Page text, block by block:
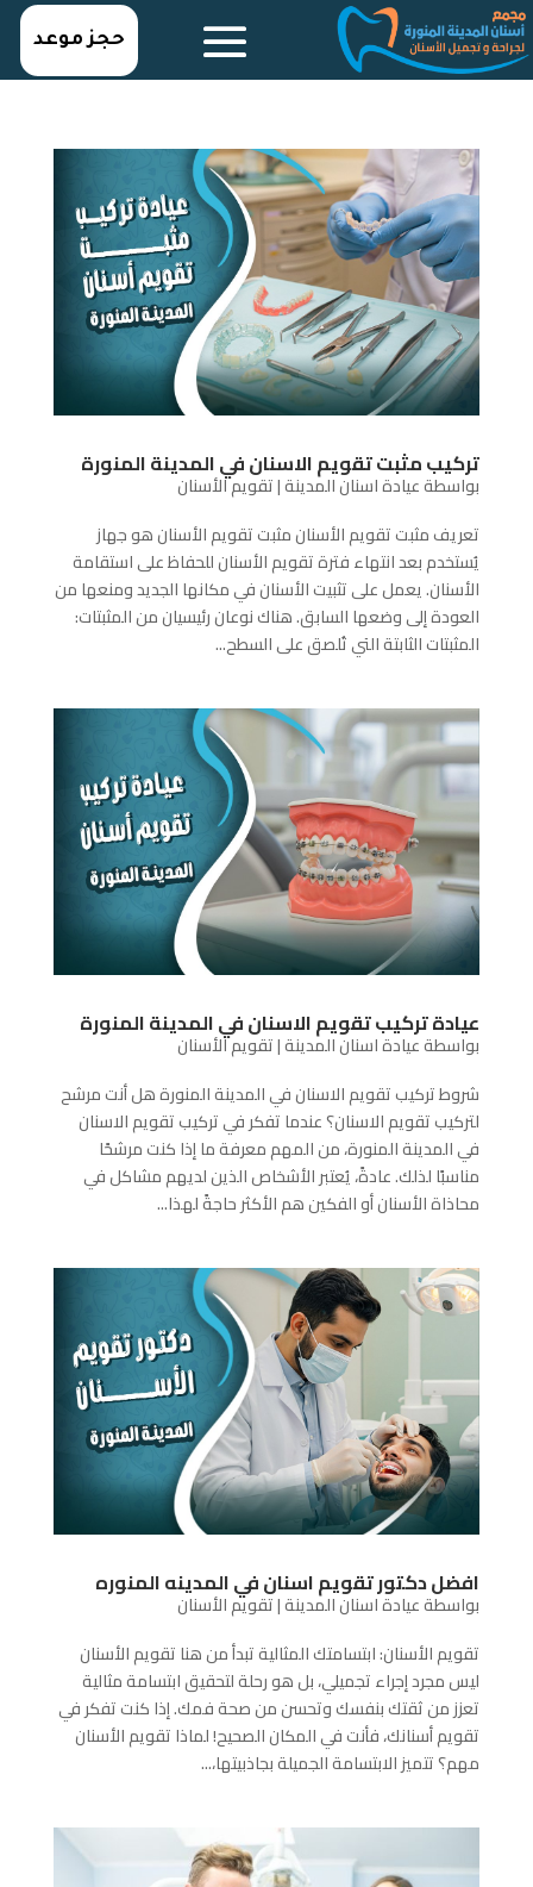
حجز موعد
تركيب مثبت تقويم الاسنان في المدينة المنورة
بواسطةعيادة اسنان المدينة|تقويم الأسنان
تعريف مثبت تقويم الأسنان مثبت تقويم الأسنان هو جهاز
يُستخدم بعد انتهاء فترة تقويم الأسنان للحفاظ على استقامة
الأسنان. يعمل على تثبيت الأسنان في مكانها الجديد ومنعها من
العودة إلى وضعها السابق. هناك نوعان رئيسيان من المثبتات:
المثبتات الثابتة التي تُلصق على السطح...
عيادة تركيب تقويم الاسنان في المدينة المنورة
بواسطةعيادة اسنان المدينة|تقويم الأسنان
شروط تركيب تقويم الاسنان في المدينة المنورة هل أنت مرشح
لتركيب تقويم الاسنان؟ عندما تفكر في تركيب تقويم الاسنان
في المدينة المنورة، من المهم معرفة ما إذا كنت مرشحًا
مناسبًا لذلك. عادةً، يُعتبر الأشخاص الذين لديهم مشاكل في
محاذاة الأسنان أو الفكين هم الأكثر حاجةً لهذا...
افضل دكتور تقويم اسنان في المدينه المنوره
بواسطةعيادة اسنان المدينة|تقويم الأسنان
تقويم الأسنان: ابتسامتك المثالية تبدأ من هنا تقويم الأسنان
ليس مجرد إجراء تجميلي، بل هو رحلة لتحقيق ابتسامة مثالية
تعزز من ثقتك بنفسك وتحسن من صحة فمك. إذا كنت تفكر في
تقويم أسنانك، فأنت في المكان الصحيح! لماذا تقويم الأسنان
مهم؟ تتميز الابتسامة الجميلة بجاذبيتها،...